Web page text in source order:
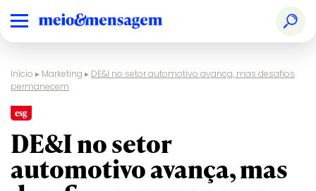
Início ▸ Marketing ▸ DE&I no setor automotivo avança, mas desafios
permanecem
esg
DE&I no setor
automotivo avança, mas